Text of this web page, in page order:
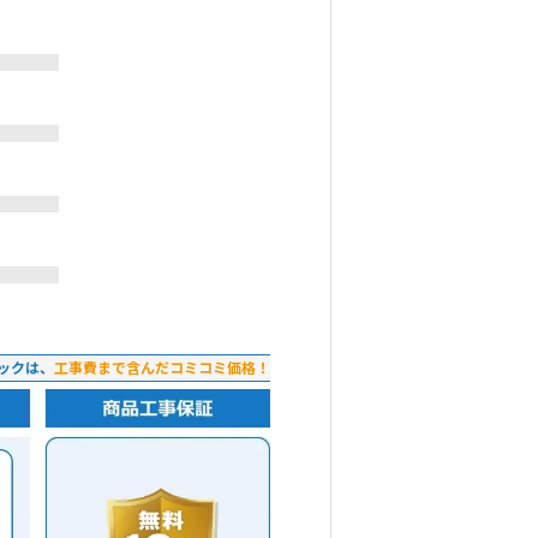
クは、 工事費まで含んだコミコミ価格！